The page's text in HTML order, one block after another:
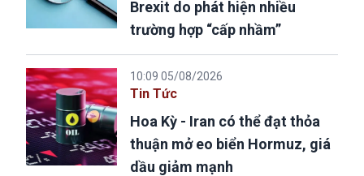
Brexit do phát hiện nhiều
trường hợp “cấp nhầm”
10:09 05/08/2026
Tin Tức
Hoa Kỳ - Iran có thể đạt thỏa
thuận mở eo biển Hormuz, giá
dầu giảm mạnh